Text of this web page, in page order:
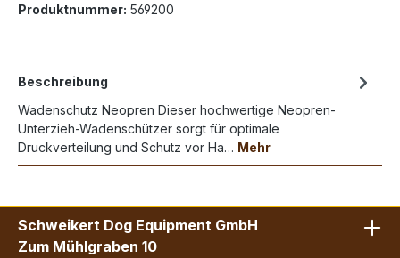
Produktnummer: 569200
Beschreibung
Wadenschutz Neopren Dieser hochwertige Neopren-
Unterzieh-Wadenschützer sorgt für optimale
Druckverteilung und Schutz vor Ha… Mehr
Schweikert Dog Equipment GmbH
Zum Mühlgraben 10